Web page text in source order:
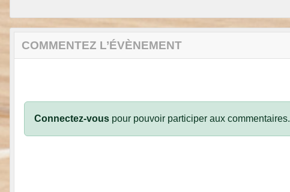
COMMENTEZ L’ÉVÈNEMENT
Connectez-vous pour pouvoir participer aux commentaires.